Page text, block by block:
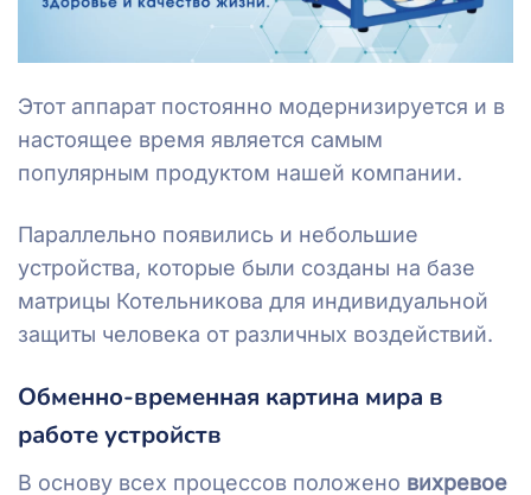
Этот аппарат постоянно модернизируется и в
настоящее время является самым
популярным продуктом нашей компании.
Параллельно появились и небольшие
устройства, которые были созданы на базе
матрицы Котельникова для индивидуальной
защиты человека от различных воздействий.
Обменно-временная картина мира в
работе устройств
В основу всех процессов положено вихревое